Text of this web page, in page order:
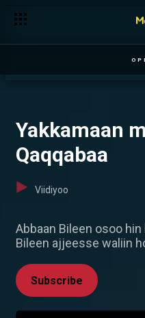
Yakkamaan
Qaqqabaa
Viidiyoo
Abbaan Bileen osoo
Bileen ajjeesse waliin
Subscribe